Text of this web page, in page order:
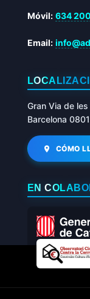
Móvil: 634
Email:
Gran Via de
Barcelona
CÓMO
EN